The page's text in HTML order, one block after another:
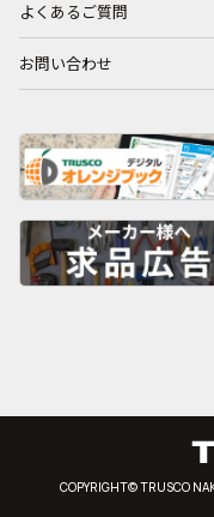
よくあるご質問
お問い合わせ
COPYRIGHT© TRUSCO